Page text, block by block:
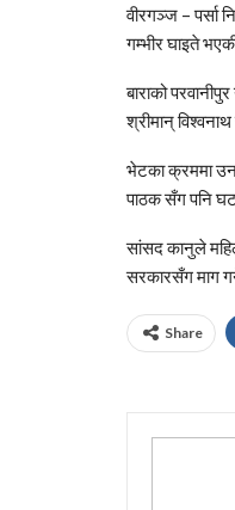
वीरगञ्ज – पर्सा
गम्भीर घाइते
बाराको
श्रीमान्
भेटका क्रममा
पाठकसँग पनि
सांसद कानुले
सरकारसँग माग
Share